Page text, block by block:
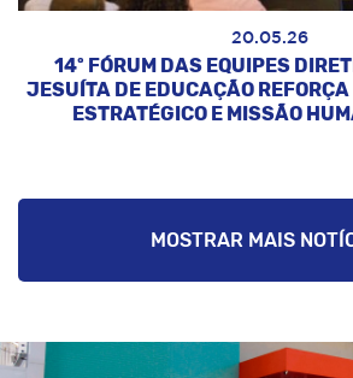
20.05.26
14º FÓRUM DAS EQUIPES
JESUÍTA DE EDUCAÇÃO
ESTRATÉGICO E MISSÃO
MOSTRAR MAIS